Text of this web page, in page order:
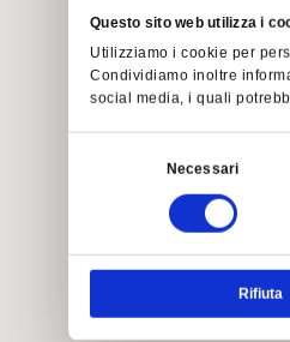
Questo sito web utilizza i
Utilizziamo i cookie per
Condividiamo inoltre
social media, i quali
Necessari
Rifiuta